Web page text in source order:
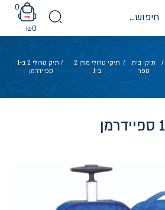
0
₪0
/
תיקי בית
ספר
/
תיקי טרולי מודן 2
ב-1
/ תיק טרולי 2 ב-1
ספיידרמן